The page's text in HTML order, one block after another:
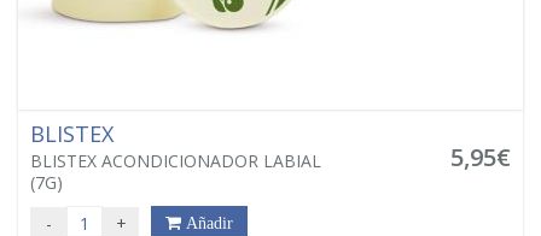
BLISTEX
BLISTEX ACONDICIONADOR LABIAL
(7G)
5,95€
- + Añadir